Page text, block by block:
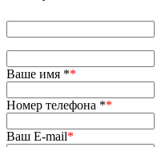
Ваше имя **
Номер телефона **
Ваш E-mail*